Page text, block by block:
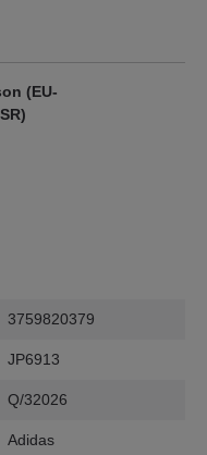
(EU-
3759820379
JP6913
Q/32026
Adidas